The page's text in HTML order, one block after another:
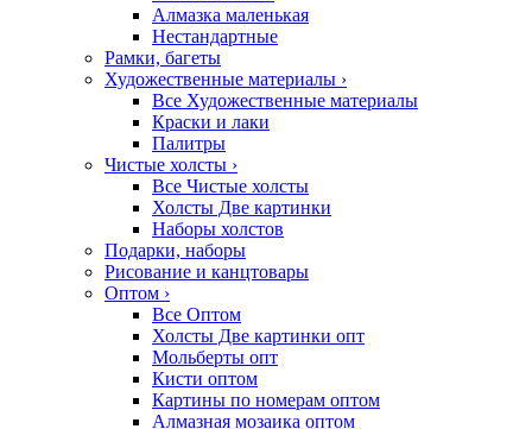
Алмазка маленькая
Нестандартные
Рамки, багеты
Художественные материалы ›
Все Художественные материалы
Краски и лаки
Палитры
Чистые холсты ›
Все Чистые холсты
Холсты Две картинки
Наборы холстов
Подарки, наборы
Рисование и канцтовары
Оптом ›
Все Оптом
Холсты Две картинки опт
Мольберты опт
Кисти оптом
Картины по номерам оптом
Алмазная мозаика оптом